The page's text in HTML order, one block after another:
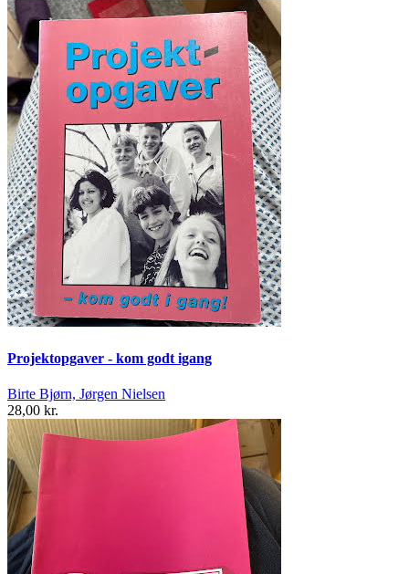
Projektopgaver - kom godt igang
Birte Bjørn, Jørgen Nielsen
28,00 kr.